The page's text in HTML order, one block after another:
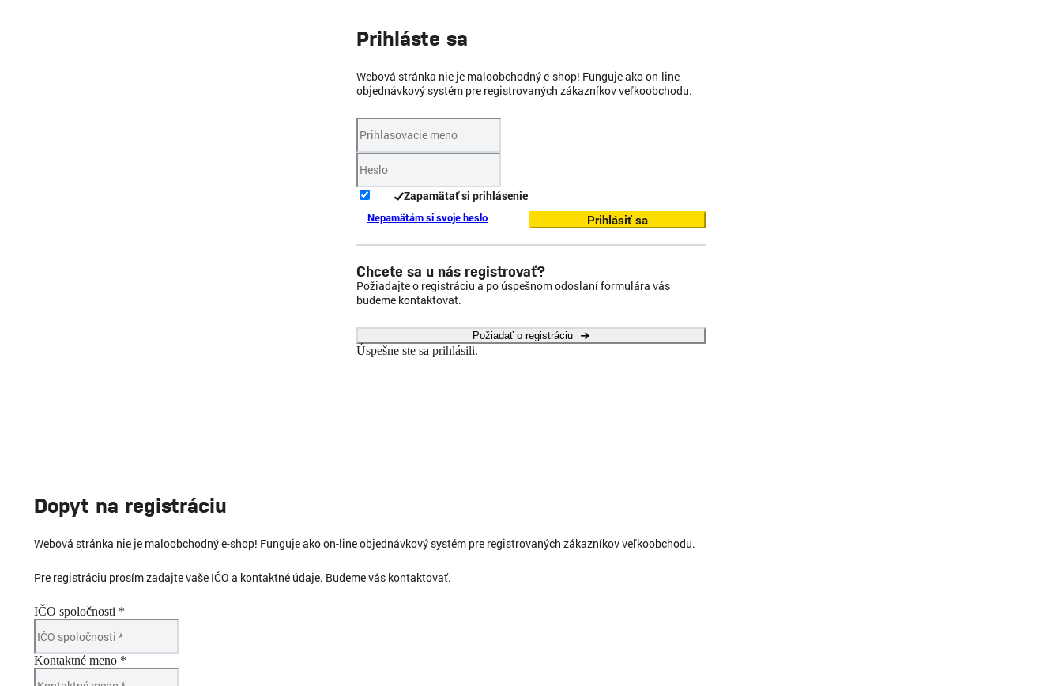
Prihláste sa
Webová stránka nie je maloobchodný e-shop! Funguje ako on-line
objednávkový systém pre registrovaných zákazníkov veľkoobchodu.
Zapamätať si prihlásenie
Nepamätám si svoje heslo Prihlásiť sa
Chcete sa u nás registrovať?
Požiadajte o registráciu a po úspešnom odoslaní formulára vás
budeme kontaktovať.
Požiadať o registráciu
Úspešne ste sa prihlásili.
Dopyt na registráciu
Webová stránka nie je maloobchodný e-shop! Funguje ako on-line objednávkový systém pre registrovaných zákazníkov veľkoobchodu.
Pre registráciu prosím zadajte vaše IČO a kontaktné údaje. Budeme vás kontaktovať.
IČO spoločnosti *
Kontaktné meno *